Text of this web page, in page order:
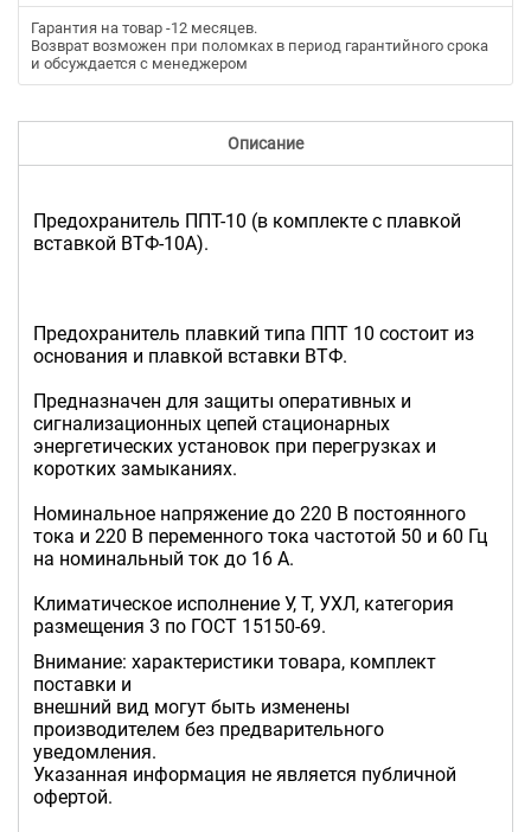
Гарантия на товар -12 месяцев.
Возврат возможен при поломках в период гарантийного срока
и обсуждается с менеджером
Описание
Предохранитель ППТ-10 (в комплекте с плавкой
вставкой ВТФ-10А).
Предохранитель плавкий типа ППТ 10 состоит из
основания и плавкой вставки ВТФ.
Предназначен для защиты оперативных и
сигнализационных цепей стационарных
энергетических установок при перегрузках и
коротких замыканиях.
Номинальное напряжение до 220 В постоянного
тока и 220 В переменного тока частотой 50 и 60 Гц
на номинальный ток до 16 А.
Климатическое исполнение У, Т, УХЛ, категория
размещения 3 по ГОСТ 15150-69.
Внимание: характеристики товара, комплект
поставки и
внешний вид могут быть изменены
производителем без предварительного
уведомления.
Указанная информация не является публичной
офертой.